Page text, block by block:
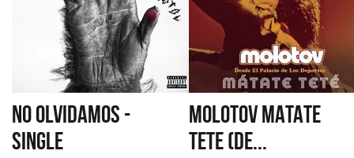
NO OLVIDAMOS -
SINGLE
MOLOTOV MATATE
TETE (DE...